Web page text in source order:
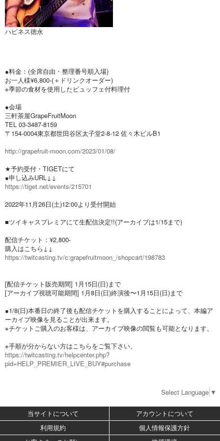
ハピネス徳永
●料金：(全席自由・整理番号順入場)
お一人様¥6,800-(＋ドリンクオーダー)
※季節の食材を使用したビュッフェ付料理付
●会場
三軒茶屋GrapeFruitMoon
TEL 03-3487-8159
〒154-0004東京都世田谷区太子堂2-8-12 佐々木ビルB1
http://grapefruit-moon.com/2023/01/08/
★予約受付・TIGETにて
●申し込みURL↓↓
https://tiget.net/events/215701
2022年11月26日(土)12:00より受付開始
■ツイキャスプレミアにて生配信決定!!(アーカイブは1/15まで)
配信チケット：¥2,800-
購入はこちら↓↓
https://twitcasting.tv/c:grapefruitmoon_/shopcart/198783
[配信チケット販売期間] 1月15日(日)まで
[アーカイブ視聴可能期間] 1月8日(日)終演後〜1月15日(日)まで
●1/8(日)本番日の終了後も配信チケットを購入することによって、本編ア
ーカイブ映像を見ることが出来ます。
※チケットご購入のお客様は、アーカイブ映像の閲覧も可能となります。
※手順が分からない方はこちらをご覧下さい。
https://twitcasting.tv/helpcenter.php?
pid=HELP_PREMIER_LIVE_BUY#purchase
Select Language ▼
当サイトについて
アカウントについて
利用規約
個人情報保護方針